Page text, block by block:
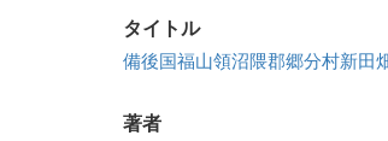
タイトル
備後国福山領沼隈郡郷分村新田
著者